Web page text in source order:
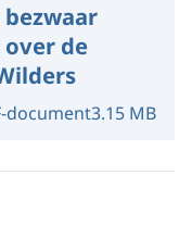
bezwaar
de
document3.15 MB